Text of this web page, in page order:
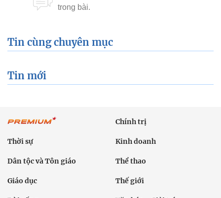
Tin cùng chuyên mục
Tin mới
Chính trị
Thời sự Kinh doanh
Dân tộc và Tôn giáo Thể thao
Giáo dục Thế giới